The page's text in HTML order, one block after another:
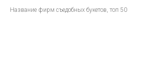
Название фирм съедобных букетов, топ 50